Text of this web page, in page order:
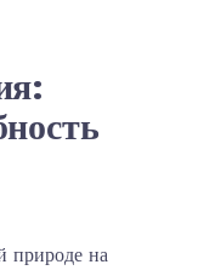
природе на